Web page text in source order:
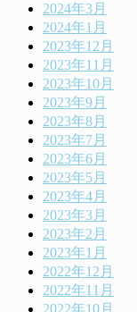
2024年3月
2024年1月
2023年12月
2023年11月
2023年10月
2023年9月
2023年8月
2023年7月
2023年6月
2023年5月
2023年4月
2023年3月
2023年2月
2023年1月
2022年12月
2022年11月